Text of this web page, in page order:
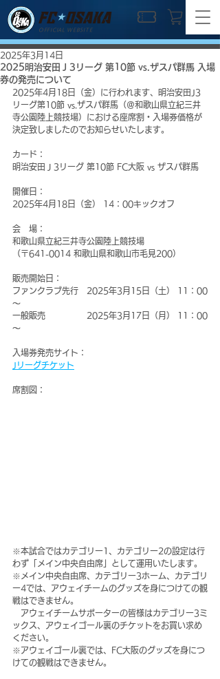
OFFICIAL WEBSITE
2025明治安田Ｊ3リーグ 第10節 vs.ザスパ群馬 入場
券の発売について
2025年3月14日
2025年4月18日（金）に行われます、明治安田J3
リーグ第10節 vs.ザスパ群馬（＠和歌山県立紀三井
寺公園陸上競技場）における座席割・入場券価格が
決定致しましたのでお知らせいたします。
カード：
明治安田Ｊ3リーグ 第10節 FC大阪 vs ザスパ群馬
開催日：
2025年4月18日（金） 14：00キックオフ
会　場：
和歌山県立紀三井寺公園陸上競技場
（〒641-0014 和歌山県和歌山市毛見200）
販売開始日：
ファンクラブ先行　2025年3月15日（土） 11：00
～
一般販売　　　　　2025年3月17日（月） 11：00
～
入場券発売サイト：
Jリーグチケット
席割図：
※本試合ではカテゴリー1、カテゴリー2の設定は行
わず「メイン中央自由席」として運用いたします。
※メイン中央自由席、カテゴリー3ホーム、カテゴリ
ー4では、アウェイチームのグッズを身につけての観
戦はできません。
アウェイチームサポーターの皆様はカテゴリー3ミ
ックス、アウェイゴール裏のチケットをお買い求め
ください。
※アウェイゴール裏では、FC大阪のグッズを身につ
けての観戦はできません。